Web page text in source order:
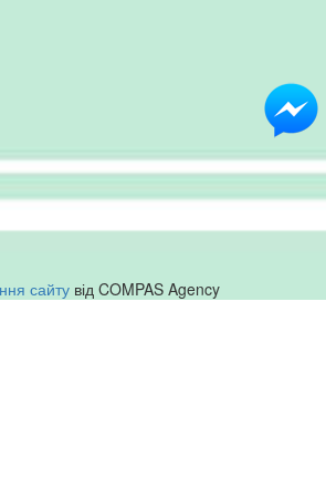
сайтувід COMPAS Agency